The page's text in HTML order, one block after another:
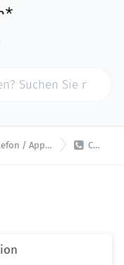
/ Softphone  Cisco